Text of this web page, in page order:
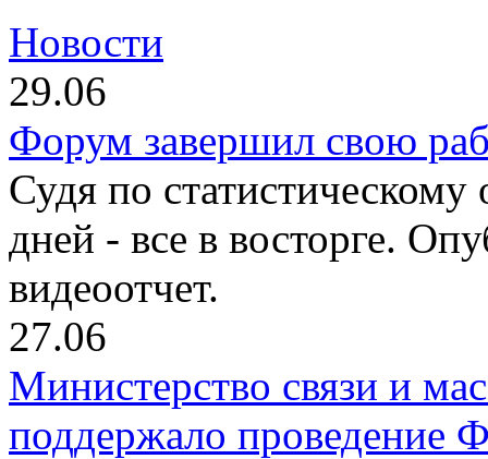
Новости
29.06
Форум завершил свою
Судя по статистическому
дней - все в восторге.
видеоотчет.
27.06
Министерство связи и
поддержало проведение